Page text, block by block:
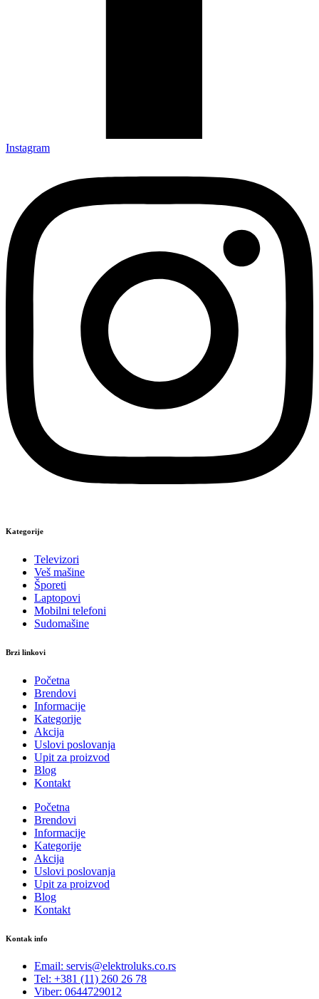
Instagram
Kategorije
Televizori
Veš mašine
Šporeti
Laptopovi
Mobilni telefoni
Sudomašine
Brzi linkovi
Početna
Brendovi
Informacije
Kategorije
Akcija
Uslovi poslovanja
Upit za proizvod
Blog
Kontakt
Početna
Brendovi
Informacije
Kategorije
Akcija
Uslovi poslovanja
Upit za proizvod
Blog
Kontakt
Kontak info
Email: servis@elektroluks.co.rs
Tel: +381 (11) 260 26 78
Viber: 0644729012